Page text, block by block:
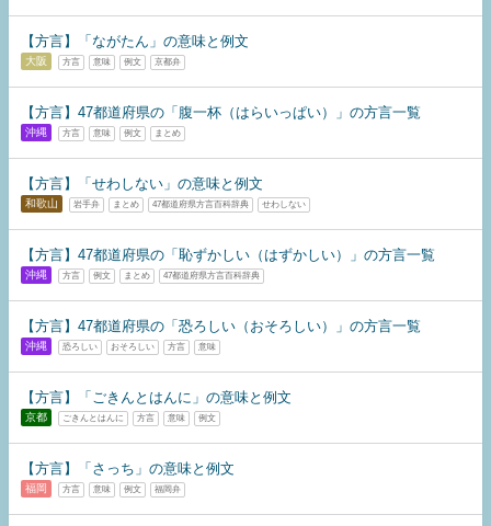
【方言】「ながたん」の意味と例文
大阪 方言 意味 例文 京都弁
【方言】47都道府県の「腹一杯（はらいっぱい）」の方言一覧
沖縄 方言 意味 例文 まとめ
【方言】「せわしない」の意味と例文
和歌山 岩手弁 まとめ 47都道府県方言百科辞典 せわしない
【方言】47都道府県の「恥ずかしい（はずかしい）」の方言一覧
沖縄 方言 例文 まとめ 47都道府県方言百科辞典
【方言】47都道府県の「恐ろしい（おそろしい）」の方言一覧
沖縄 恐ろしい おそろしい 方言 意味
【方言】「ごきんとはんに」の意味と例文
京都 ごきんとはんに 方言 意味 例文
【方言】「さっち」の意味と例文
福岡 方言 意味 例文 福岡弁